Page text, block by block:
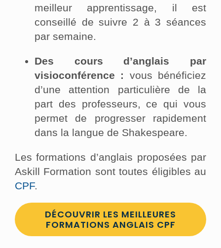
meilleur apprentissage, il est
conseillé de suivre 2 à 3 séances
par semaine.
Des cours d’anglais par
visioconférence :
vous bénéficiez
d’une attention particulière de la
part des professeurs, ce qui vous
permet de progresser rapidement
dans la langue de Shakespeare.
Les formations d’anglais proposées par
Askill Formation sont toutes éligibles au
CPF.
DÉCOUVRIR LES MEILLEURES
FORMATIONS ANGLAIS CPF